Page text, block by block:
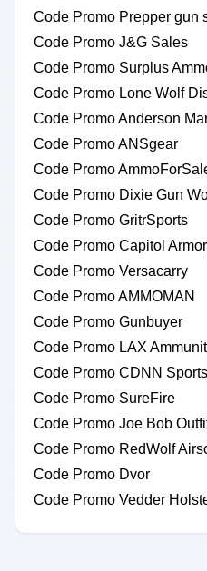
Code Promo Prepper gun
Code Promo J&G Sales
Code Promo Surplus
Code Promo Lone Wolf
Code Promo Anderson
Code Promo ANSgear
Code Promo
Code Promo Dixie Gun
Code Promo GritrSports
Code Promo Capitol
Code Promo Versacarry
Code Promo AMMOMAN
Code Promo Gunbuyer
Code Promo LAX
Code Promo CDNN Sports
Code Promo SureFire
Code Promo Joe Bob
Code Promo RedWolf
Code Promo Dvor
Code Promo Vedder